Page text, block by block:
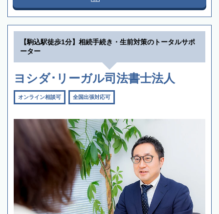
【駒込駅徒歩1分】相続手続き・生前対策のトータルサポ
ーター
ヨシダ･リーガル司法書士法人
オンライン相談可 全国出張対応可